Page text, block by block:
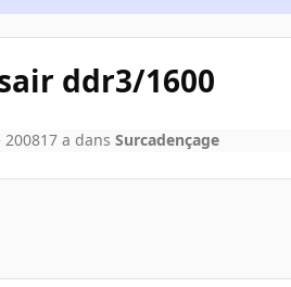
ddr3/1600
17 a dans Surcadençage